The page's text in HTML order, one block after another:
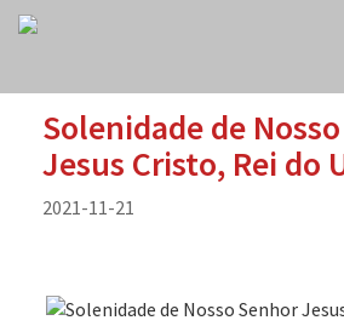
Solenidade de
Jesus Cristo, Rei do
2021-11-21